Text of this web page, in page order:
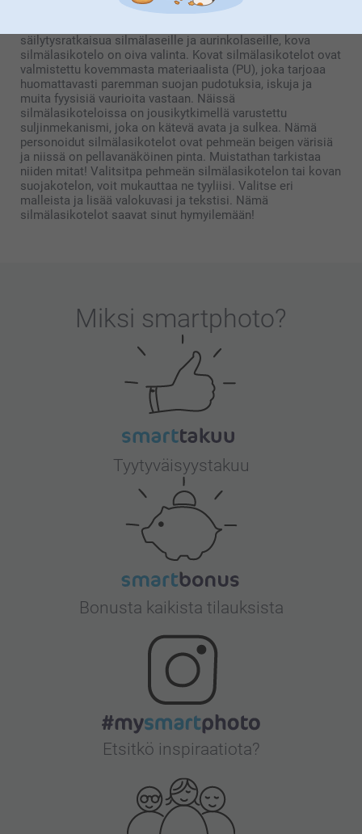
Personoidut silmälasikotelot ovat ihanteellisia pieniä
säilytysratkaisua silmälaseille ja aurinkolaseille, kova
silmälasikotelo on oiva valinta. Kovat silmälasikotelot ovat
valmistettu kovemmasta materiaalista (PU), joka tarjoaa
huomattavasti paremman suojan pudotuksia, iskuja ja
muita fyysisiä vaurioita vastaan. Näissä
silmälasikoteloissa on jousikytkimellä varustettu
suljinmekanismi, joka on kätevä avata ja sulkea. Nämä
personoidut silmälasikotelot ovat pehmeän beigen värisiä
ja niissä on pellavanäköinen pinta. Muistathan tarkistaa
niiden mitat! Valitsitpa pehmeän silmälasikotelon tai kovan
suojakotelon, voit mukauttaa ne tyyliisi. Valitse eri
malleista ja lisää valokuvasi ja tekstisi. Nämä
silmälasikotelot saavat sinut hymyilemään!
Miksi smartphoto?
Tyytyväisyystakuu
Bonusta kaikista tilauksista
Etsitkö inspiraatiota?